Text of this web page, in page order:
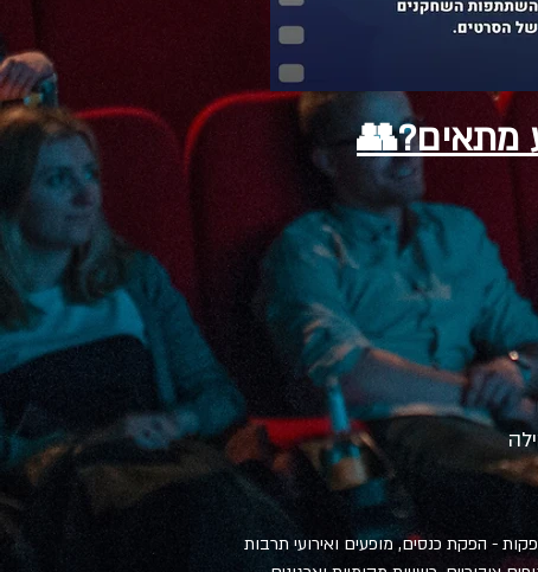
מתאים?👥
- הפקת כנסים, מופעים ואירועי תרבות